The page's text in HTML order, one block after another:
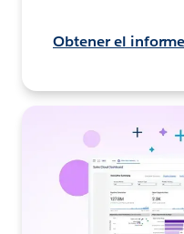
Obtener el informe